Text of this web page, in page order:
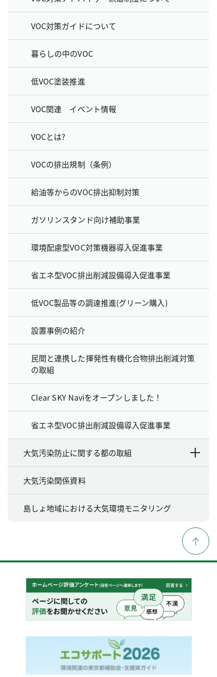
VOC対策ガイドについて
暮らしの中のVOC
低VOC塗装推進
VOC関連 イベント情報
VOCとは?
VOCの排出規制（条例）
給油等からのVOC排出抑制対策
ガソリンスタンド向け補助事業
環境配慮型VOC対策機器導入促進事業
省エネ型VOC排出削減設備導入促進事業
低VOC製品等の調達推進(グリーン購入)
設置事例の紹介
民間と連携した揮発性有機化合物排出削減対策
の取組
Clear SKY Naviをオープンしました！
省エネ型VOC排出削減設備導入促進事業
大気汚染防止に関する都の取組
大気汚染関係資料
島しょ地域における大気環境モニタリング